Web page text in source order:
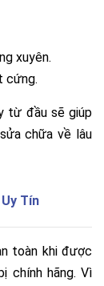
xuyên.
cứng.
từ đầu sẽ giúp
chữa về lâu
Tín
toàn khi được
chính hãng. Vì